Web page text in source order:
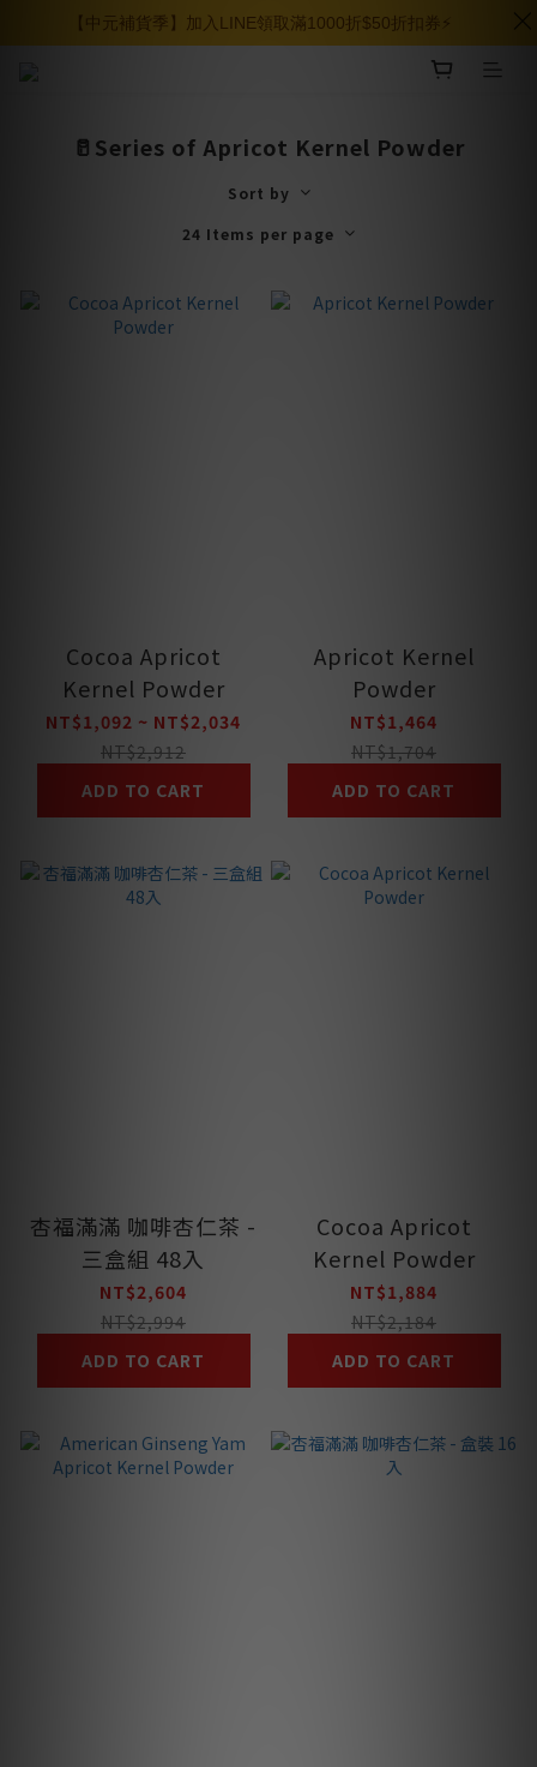
🥛Series of Apricot Kernel Powder
Sort by
24 Items per page
Cocoa Apricot
Kernel Powder
NT$1,092 ~ NT$2,034
NT$2,912
ADD TO CART
Apricot Kernel
Powder
NT$1,464
NT$1,704
ADD TO CART
杏福滿滿 咖啡杏仁茶 -
三盒組 48入
NT$2,604
NT$2,994
ADD TO CART
Cocoa Apricot
Kernel Powder
NT$1,884
NT$2,184
ADD TO CART
【中元補貨季】加入LINE領取滿1000折$50折扣券⚡️